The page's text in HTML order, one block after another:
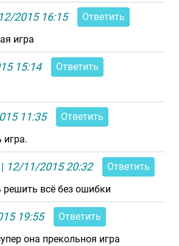
2015 16:15
Ответить
игра
15:14
Ответить
11:35
Ответить
игра.
| 12/11/2015 20:32
Ответить
решить всё без ошибки
19:55
Ответить
она прекольноя игра